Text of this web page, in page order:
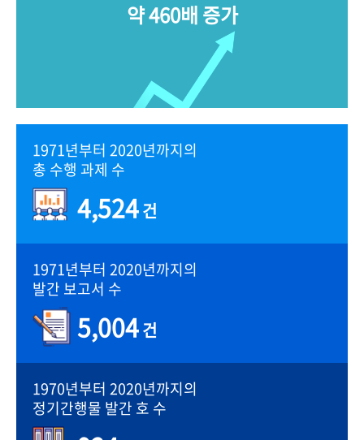
약 460배 증가
1971년부터 2020년까지의
총 수행 과제 수
4,524건
1971년부터 2020년까지의
발간 보고서 수
5,004건
1970년부터 2020년까지의
정기간행물 발간 호 수